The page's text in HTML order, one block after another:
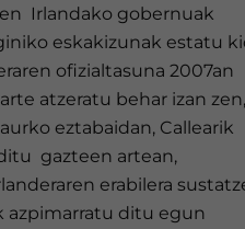
Irlandako gobernuak
eskakizunak estatu
ofizialtasuna 2007an
atzeratu behar izan zen,
eztabaidan, Callearik
gazteen artean,
erabilera
azpimarratu ditu egun